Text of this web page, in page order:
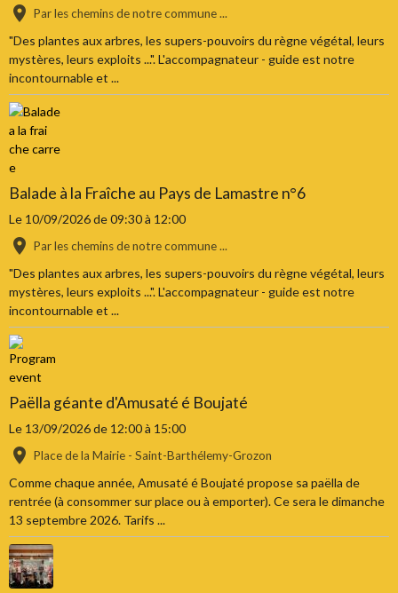
Par les chemins de notre commune ...
"Des plantes aux arbres, les supers-pouvoirs du règne végétal, leurs
mystères, leurs exploits ...". L'accompagnateur - guide est notre
incontournable et ...
Balade à la Fraîche au Pays de Lamastre n°6
Le 10/09/2026de 09:30à 12:00
Par les chemins de notre commune ...
"Des plantes aux arbres, les supers-pouvoirs du règne végétal, leurs
mystères, leurs exploits ...". L'accompagnateur - guide est notre
incontournable et ...
Paëlla géante d'Amusaté é Boujaté
Le 13/09/2026de 12:00à 15:00
Place de la Mairie - Saint-Barthélemy-Grozon
Comme chaque année, Amusaté é Boujaté propose sa paëlla de
rentrée (à consommer sur place ou à emporter). Ce sera le dimanche
13 septembre 2026. Tarifs ...